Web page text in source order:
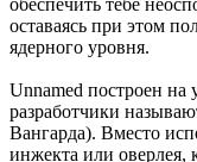
оставаясь при этом
ядерного уровня.
Unnamed построен на
разработчики
Вангарда). Вместо
инжекта или оверлея,